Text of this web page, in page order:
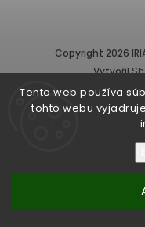
Tento web používa
tohto webu
Copyright 2026
Vytvořil